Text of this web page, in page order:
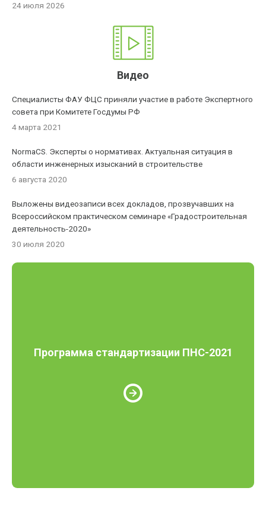
24 июля 2026
Видео
Специалисты ФАУ ФЦС приняли участие в работе Экспертного
совета при Комитете Госдумы РФ
4 марта 2021
NormaCS. Эксперты о нормативах. Актуальная ситуация в
области инженерных изысканий в строительстве
6 августа 2020
Выложены видеозаписи всех докладов, прозвучавших на
Всероссийском практическом семинаре «Градостроительная
деятельность-2020»
30 июля 2020
Программа стандартизации ПНС-2021